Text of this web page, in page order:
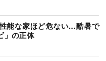
能な家ほど危ない…酷暑で
」の正体